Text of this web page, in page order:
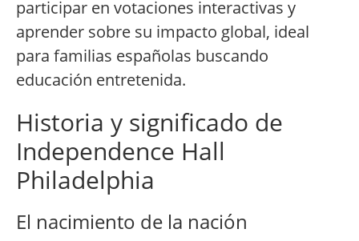
participar en votaciones interactivas y
aprender sobre su impacto global, ideal
para familias españolas buscando
educación entretenida.
Historia y significado de
Independence Hall
Philadelphia
El nacimiento de la nación